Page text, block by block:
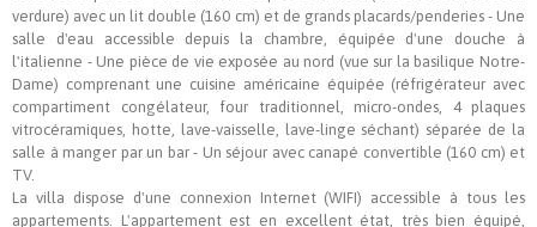
verdure) avec un lit double (160 cm) et de grands placards/penderies - Une
salle d'eau accessible depuis la chambre, équipée d'une douche à
l'italienne - Une pièce de vie exposée au nord (vue sur la basilique Notre-
Dame) comprenant une cuisine américaine équipée (réfrigérateur avec
compartiment congélateur, four traditionnel, micro-ondes, 4 plaques
vitrocéramiques, hotte, lave-vaisselle, lave-linge séchant) séparée de la
salle à manger par un bar - Un séjour avec canapé convertible (160 cm) et
TV.
La villa dispose d'une connexion Internet (WIFI) accessible à tous les
appartements. L'appartement est en excellent état, très bien équipé,